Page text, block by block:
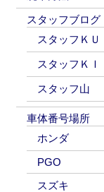
スタッフブログ
スタッフＫＵ
スタッフＫＩ
スタッフ山
車体番号場所
ホンダ
PGO
スズキ